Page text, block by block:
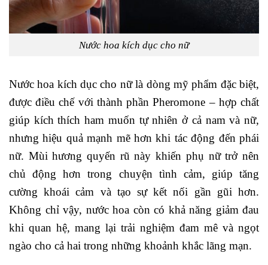
Nước hoa kích dục cho nữ
Nước hoa kích dục cho nữ là dòng mỹ phẩm đặc biệt,
được điều chế với thành phần Pheromone – hợp chất
giúp kích thích ham muốn tự nhiên ở cả nam và nữ,
nhưng hiệu quả mạnh mẽ hơn khi tác động đến phái
nữ. Mùi hương quyến rũ này khiến phụ nữ trở nên
chủ động hơn trong chuyện tình cảm, giúp tăng
cường khoái cảm và tạo sự kết nối gần gũi hơn.
Không chỉ vậy, nước hoa còn có khả năng giảm đau
khi quan hệ, mang lại trải nghiệm đam mê và ngọt
ngào cho cả hai trong những khoảnh khắc lãng mạn.